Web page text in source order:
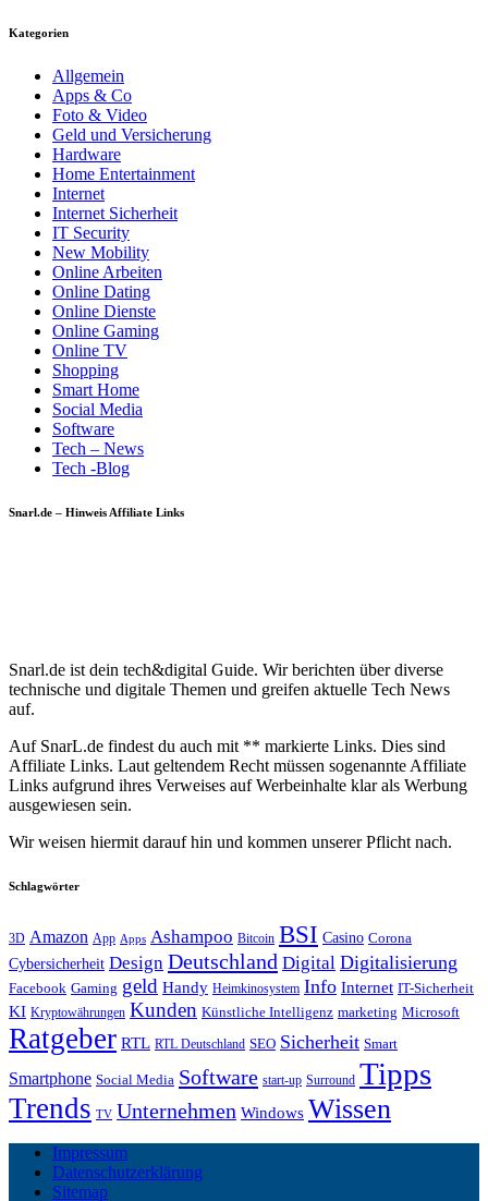
Kategorien
Allgemein
Apps & Co
Foto & Video
Geld und Versicherung
Hardware
Home Entertainment
Internet
Internet Sicherheit
IT Security
New Mobility
Online Arbeiten
Online Dating
Online Dienste
Online Gaming
Online TV
Shopping
Smart Home
Social Media
Software
Tech – News
Tech -Blog
Snarl.de – Hinweis Affiliate Links
Snarl.de ist dein tech&digital Guide. Wir berichten über diverse
technische und digitale Themen und greifen aktuelle Tech News
auf.
Auf SnarL.de findest du auch mit ** markierte Links. Dies sind
Affiliate Links. Laut geltendem Recht müssen sogenannte Affiliate
Links aufgrund ihres Verweises auf Werbeinhalte klar als Werbung
ausgewiesen sein.
Wir weisen hiermit darauf hin und kommen unserer Pflicht nach.
Schlagwörter
3D Amazon App Apps Ashampoo Bitcoin BSI Casino Corona
Cybersicherheit Design Deutschland Digital Digitalisierung
Facebook Gaming geld Handy Heimkinosystem Info Internet IT-Sicherheit
KI Kryptowährungen Kunden Künstliche Intelligenz marketing Microsoft
Ratgeber RTL RTL Deutschland SEO Sicherheit Smart
Smartphone Social Media Software start-up Surround Tipps
Trends TV Unternehmen Windows Wissen
Impressum
Datenschutzerklärung
Sitemap